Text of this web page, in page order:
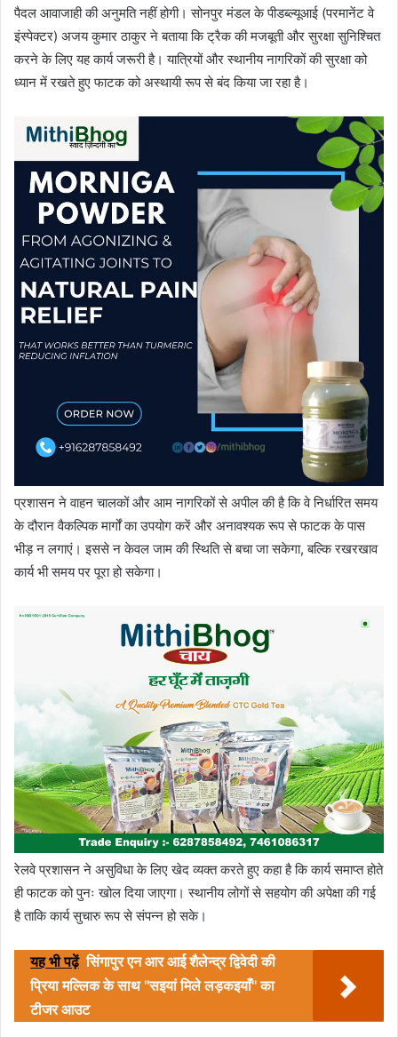
पैदल आवाजाही की अनुमति नहीं होगी। सोनपुर मंडल के पीडब्ल्यूआई (परमानेंट वे
इंस्पेक्टर) अजय कुमार ठाकुर ने बताया कि ट्रैक की मजबूती और सुरक्षा सुनिश्चित
करने के लिए यह कार्य जरूरी है। यात्रियों और स्थानीय नागरिकों की सुरक्षा को
ध्यान में रखते हुए फाटक को अस्थायी रूप से बंद किया जा रहा है।
प्रशासन ने वाहन चालकों और आम नागरिकों से अपील की है कि वे निर्धारित समय
के दौरान वैकल्पिक मार्गों का उपयोग करें और अनावश्यक रूप से फाटक के पास
भीड़ न लगाएं। इससे न केवल जाम की स्थिति से बचा जा सकेगा, बल्कि रखरखाव
कार्य भी समय पर पूरा हो सकेगा।
रेलवे प्रशासन ने असुविधा के लिए खेद व्यक्त करते हुए कहा है कि कार्य समाप्त होते
ही फाटक को पुनः खोल दिया जाएगा। स्थानीय लोगों से सहयोग की अपेक्षा की गई
है ताकि कार्य सुचारु रूप से संपन्न हो सके।
यह भी पढ़ें सिंगापुर एन आर आई शैलेन्द्र द्विवेदी की
प्रिया मल्लिक के साथ ''सइयां मिले लड़कइयाँ'' का
टीजर आउट